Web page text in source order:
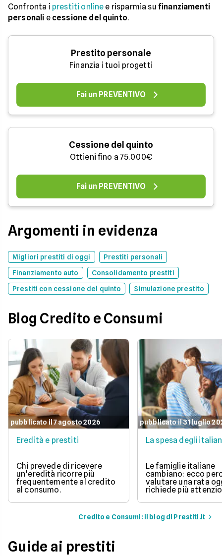
Confronta i prestiti online e risparmia su finanziamenti
personali e cessione del quinto.
Prestito personale
Finanzia i tuoi progetti
Fai un PREVENTIVO
Cessione del quinto
Ottieni fino a 75.000€
Fai un PREVENTIVO
Argomenti in evidenza
Migliori prestiti di oggi
Prestiti personali
Finanziamento auto
Consolidamento prestiti
Prestiti con cessione del quinto
Simulazione prestito
Blog Credito e Consumi
pubblicato il 7 agosto 2026
Eredità e prestiti
Chi prevede di ricevere
un’eredità ricorre più
frequentemente al credito
al consumo.
pubblicato il 31 luglio
La spesa degli
Le famiglie italiane
cambiano: ecco
valutare una rata
richiede più
Credito e Consumi: il blog di Prestiti.it
Guide ai prestiti